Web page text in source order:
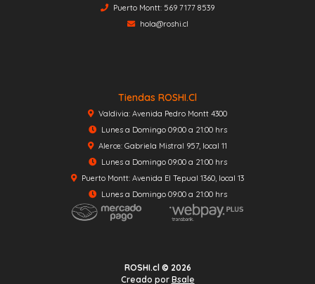
Puerto Montt: 569 7177 8539
hola@roshi.cl
Tiendas ROSHI.cl
Valdivia: Avenida Pedro Montt 4300
Lunes a Domingo 09:00 a 21:00 hrs
Alerce: Gabriela Mistral 957, local 11
Lunes a Domingo 09:00 a 21:00 hrs
Puerto Montt: Avenida El Tepual 1360, local 13
Lunes a Domingo 09:00 a 21:00 hrs
ROSHI.cl © 2026
Creado por Bsale